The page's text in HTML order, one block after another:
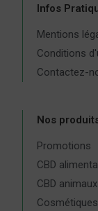
Infos
Mentions
Conditions
Contactez-
Nos
Promotions
CBD
CBD animaux